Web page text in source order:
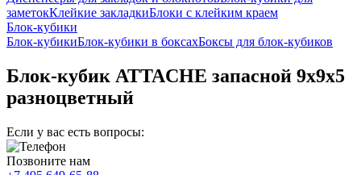
заметокКлейкие закладкиБлоки с клейким краем
Блок-кубики
Блок-кубикиБлок-кубики в боксахБоксы для блок-кубиков
Блок-кубик ATTACHE запасной 9х9х5
разноцветный
Если у вас есть вопросы:
Позвоните нам